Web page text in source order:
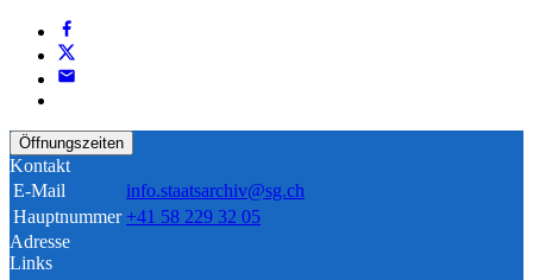
Öffnungszeiten
Kontakt
E-Mail
info.staatsarchiv@sg.ch
Hauptnummer +41 58 229 32 05
Adresse
Links